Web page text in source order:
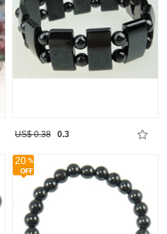
US$ 0.38 0.3
20